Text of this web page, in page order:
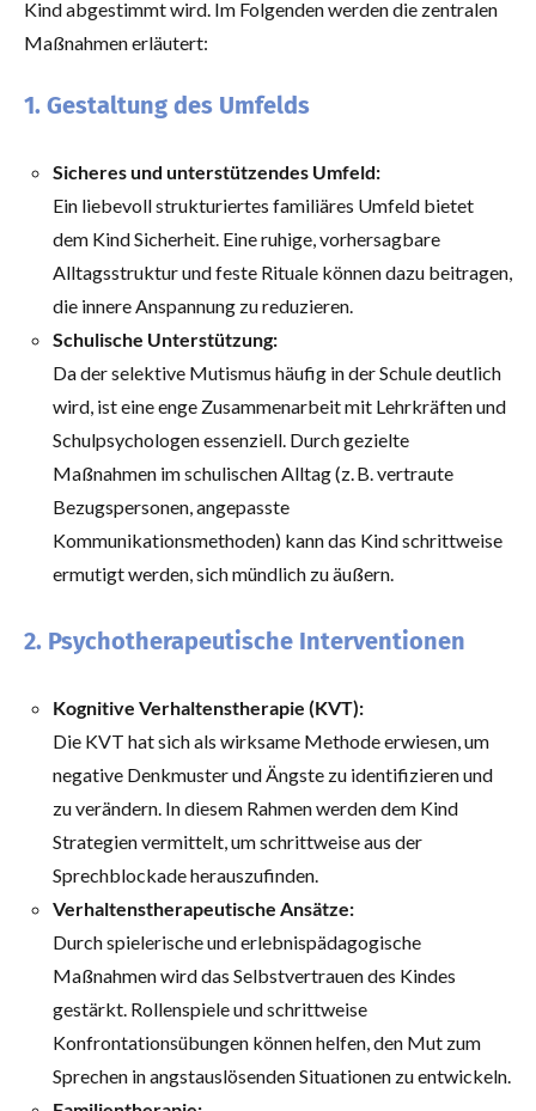
Kind abgestimmt wird. Im Folgenden werden die zentralen
Maßnahmen erläutert:
1. Gestaltung des Umfelds
Sicheres und unterstützendes Umfeld:
Ein liebevoll strukturiertes familiäres Umfeld bietet
dem Kind Sicherheit. Eine ruhige, vorhersagbare
Alltagsstruktur und feste Rituale können dazu beitragen,
die innere Anspannung zu reduzieren.
Schulische Unterstützung:
Da der selektive Mutismus häufig in der Schule deutlich
wird, ist eine enge Zusammenarbeit mit Lehrkräften und
Schulpsychologen essenziell. Durch gezielte
Maßnahmen im schulischen Alltag (z. B. vertraute
Bezugspersonen, angepasste
Kommunikationsmethoden) kann das Kind schrittweise
ermutigt werden, sich mündlich zu äußern.
2. Psychotherapeutische Interventionen
Kognitive Verhaltenstherapie (KVT):
Die KVT hat sich als wirksame Methode erwiesen, um
negative Denkmuster und Ängste zu identifizieren und
zu verändern. In diesem Rahmen werden dem Kind
Strategien vermittelt, um schrittweise aus der
Sprechblockade herauszufinden.
Verhaltenstherapeutische Ansätze:
Durch spielerische und erlebnispädagogische
Maßnahmen wird das Selbstvertrauen des Kindes
gestärkt. Rollenspiele und schrittweise
Konfrontationsübungen können helfen, den Mut zum
Sprechen in angstauslösenden Situationen zu entwickeln.